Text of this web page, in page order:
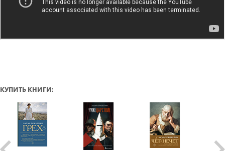
КУПИТЬ КНИГИ: